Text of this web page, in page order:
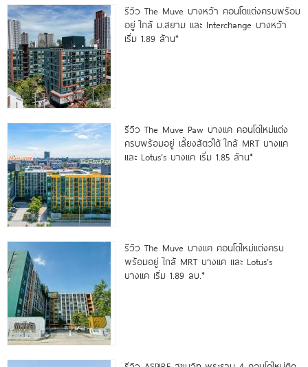
รีวิว The Muve บางหว้า คอนโดแต่งครบพร้อม
อยู่ ใกล้ ม.สยาม และ Interchange บางหว้า
เริ่ม 1.89 ล้าน*
รีวิว The Muve Paw บางแค คอนโดใหม่แต่ง
ครบพร้อมอยู่ เลี้ยงสัตว์ได้ ใกล้ MRT บางแค
และ Lotus’s บางแค เริ่ม 1.85 ล้าน*
รีวิว The Muve บางแค คอนโดใหม่แต่งครบ
พร้อมอยู่ ใกล้ MRT บางแค และ Lotus’s
บางแค เริ่ม 1.89 ลบ.*